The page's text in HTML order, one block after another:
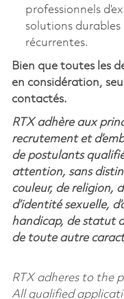
professionnels
solutions
récurrentes.
Bien que toutes les
en considération,
contactés.
RTX adhère aux
recrutement et
de postulants
attention, sans
couleur, de religion,
d’identité sexuelle,
handicap, de statut
de toute autre
RTX adheres to the
All qualified